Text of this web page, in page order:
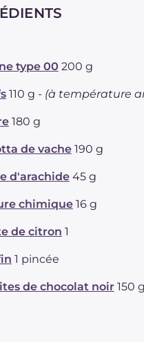
type 00 200 g
110 g - (à température
180 g
de vache 190 g
d'arachide 45 g
chimique 16 g
de citron 1
1 pincée
de chocolat noir 150 g